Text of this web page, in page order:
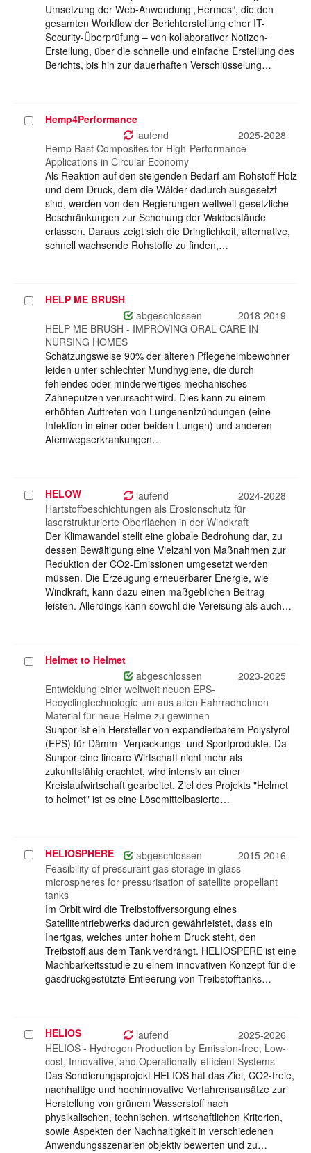
Umsetzung der Web-Anwendung „Hermes“, die den
gesamten Workflow der Berichterstellung einer IT-
Security-Überprüfung – von kollaborativer Notizen-
Erstellung, über die schnelle und einfache Erstellung des
Berichts, bis hin zur dauerhaften Verschlüsselung…
ProjektHemp4Performance
laufend
2025-2028
Hemp Bast Composites for High-Performance
Applications in Circular Economy
Als Reaktion auf den steigenden Bedarf am Rohstoff Holz
und dem Druck, dem die Wälder dadurch ausgesetzt
sind, werden von den Regierungen weltweit gesetzliche
Beschränkungen zur Schonung der Waldbestände
erlassen. Daraus zeigt sich die Dringlichkeit, alternative,
schnell wachsende Rohstoffe zu finden,…
ProjektHELP ME BRUSH
abgeschlossen
2018-2019
HELP ME BRUSH - IMPROVING ORAL CARE IN
NURSING HOMES
Schätzungsweise 90% der älteren Pflegeheimbewohner
leiden unter schlechter Mundhygiene, die durch
fehlendes oder minderwertiges mechanisches
Zähneputzen verursacht wird. Dies kann zu einem
erhöhten Auftreten von Lungenentzündungen (eine
Infektion in einer oder beiden Lungen) und anderen
Atemwegserkrankungen…
Projekt
auswählen
HELOW laufend
2024-2028
Hartstoffbeschichtungen als Erosionschutz für
laserstrukturierte Oberflächen in der Windkraft
Der Klimawandel stellt eine globale Bedrohung dar, zu
dessen Bewältigung eine Vielzahl von Maßnahmen zur
Reduktion der CO2-Emissionen umgesetzt werden
müssen. Die Erzeugung erneuerbarer Energie, wie
Windkraft, kann dazu einen maßgeblichen Beitrag
leisten. Allerdings kann sowohl die Vereisung als auch…
ProjektHelmet to Helmet
abgeschlossen
2023-2025
Entwicklung einer weltweit neuen EPS-
Recyclingtechnologie um aus alten Fahrradhelmen
Material für neue Helme zu gewinnen
Sunpor ist ein Hersteller von expandierbarem Polystyrol
(EPS) für Dämm- Verpackungs- und Sportprodukte. Da
Sunpor eine lineare Wirtschaft nicht mehr als
zukunftsfähig erachtet, wird intensiv an einer
Kreislaufwirtschaft gearbeitet. Ziel des Projekts "Helmet
to helmet" ist es eine Lösemittelbasierte…
Projekt
auswählen
HELIOSPHERE abgeschlossen
2015-2016
Feasibility of pressurant gas storage in glass
microspheres for pressurisation of satellite propellant
tanks
Im Orbit wird die Treibstoffversorgung eines
Satellitentriebwerks dadurch gewährleistet, dass ein
Inertgas, welches unter hohem Druck steht, den
Treibstoff aus dem Tank verdrängt. HELIOSPERE ist eine
Machbarkeitsstudie zu einem innovativen Konzept für die
gasdruckgestützte Entleerung von Treibstofftanks…
Projekt
auswählen
HELIOS laufend
2025-2026
HELIOS - Hydrogen Production by Emission-free, Low-
cost, Innovative, and Operationally-efficient Systems
Das Sondierungsprojekt HELIOS hat das Ziel, CO2-freie,
nachhaltige und hochinnovative Verfahrensansätze zur
Herstellung von grünem Wasserstoff nach
physikalischen, technischen, wirtschaftlichen Kriterien,
sowie Aspekten der Nachhaltigkeit in verschiedenen
Anwendungsszenarien objektiv bewerten und zu…